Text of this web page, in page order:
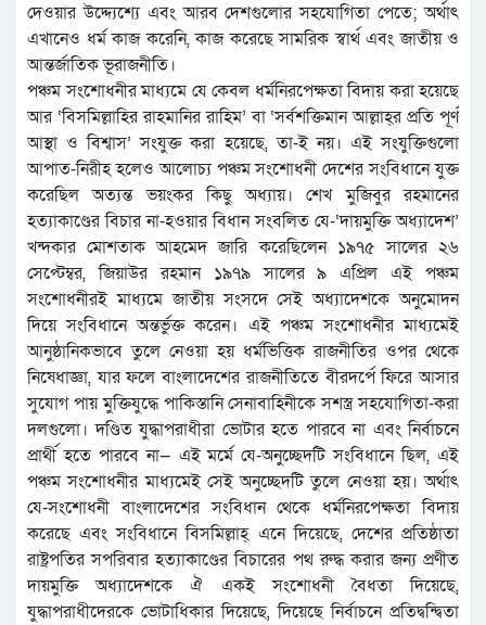
দেওয়ার উদ্দ্যেশ্যে এবং আরব দেশগুলোর সহযোগিতা পেতে; অর্থাৎ
এখানেও ধর্ম কাজ করেনি, কাজ করেছে সামরিক স্বার্থ এবং জাতীয় ও
আন্তর্জাতিক ভূরাজনীতি।
পঞ্চম সংশোধনীর মাধ্যমে যে কেবল ধর্মনিরপেক্ষতা বিদায় করা হয়েছে
আর ‘বিসমিল্লাহির রাহমানির রাহিম’ বা ‘সর্বশক্তিমান আল্লাহ্‌র প্রতি পূর্ণ
আস্থা ও বিশ্বাস’ সংযুক্ত করা হয়েছে, তা-ই নয়। এই সংযুক্তিগুলো
আপাত-নিরীহ হলেও আলোচ্য পঞ্চম সংশোধনী দেশের সংবিধানে যুক্ত
করেছিল অত্যন্ত ভয়ংকর কিছু অধ্যায়। শেখ মুজিবুর রহমানের
হত্যাকাণ্ডের বিচার না-হওয়ার বিধান সংবলিত যে-‘দায়মুক্তি অধ্যাদেশ’
খন্দকার মোশতাক আহমেদ জারি করেছিলেন ১৯৭৫ সালের ২৬
সেপ্টেম্বর, জিয়াউর রহমান ১৯৭৯ সালের ৯ এপ্রিল এই পঞ্চম
সংশোধনীরই মাধ্যমে জাতীয় সংসদে সেই অধ্যাদেশকে অনুমোদন
দিয়ে সংবিধানে অন্তর্ভুক্ত করেন। এই পঞ্চম সংশোধনীর মাধ্যমেই
আনুষ্ঠানিকভাবে তুলে নেওয়া হয় ধর্মভিত্তিক রাজনীতির ওপর থেকে
নিষেধাজ্ঞা, যার ফলে বাংলাদেশের রাজনীতিতে বীরদর্পে ফিরে আসার
সুযোগ পায় মুক্তিযুদ্ধে পাকিস্তানি সেনাবাহিনীকে সশস্ত্র সহযোগিতা-করা
দলগুলো। দণ্ডিত যুদ্ধাপরাধীরা ভোটার হতে পারবে না এবং নির্বাচনে
প্রার্থী হতে পারবে না— এই মর্মে যে-অনুচ্ছেদটি সংবিধানে ছিল, এই
পঞ্চম সংশোধনীর মাধ্যমেই সেই অনুচ্ছেদটি তুলে নেওয়া হয়। অর্থাৎ
যে-সংশোধনী বাংলাদেশের সংবিধান থেকে ধর্মনিরপেক্ষতা বিদায়
করেছে এবং সংবিধানে বিসমিল্লাহ্‌ এনে দিয়েছে, দেশের প্রতিষ্ঠাতা
রাষ্ট্রপতির সপরিবার হত্যাকাণ্ডের বিচারের পথ রুদ্ধ করার জন্য প্রণীত
দায়মুক্তি অধ্যাদেশকে ঐ একই সংশোধনী বৈধতা দিয়েছে,
যুদ্ধাপরাধীদেরকে ভোটাধিকার দিয়েছে, দিয়েছে নির্বাচনে প্রতিদ্বন্দ্বিতা